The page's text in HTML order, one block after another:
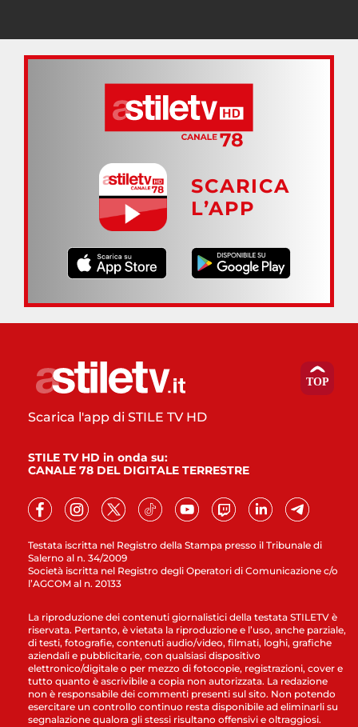
SCARICA
L’APP
Testata iscritta nel Registro della Stampa presso il Tribunale di
Salerno al n. 34/2009
Società iscritta nel Registro degli Operatori di Comunicazione c/o
l’AGCOM al n. 20133
Scarica l'app di STILE TV HD
STILE TV HD in onda su:
CANALE 78 DEL DIGITALE TERRESTRE
La riproduzione dei contenuti giornalistici della testata STILETV è
riservata. Pertanto, è vietata la riproduzione e l’uso, anche parziale,
di testi, fotografie, contenuti audio/video, filmati, loghi, grafiche
aziendali e pubblicitarie, con qualsiasi dispositivo
elettronico/digitale o per mezzo di fotocopie, registrazioni, cover e
tutto quanto è ascrivibile a copia non autorizzata. La redazione
non è responsabile dei commenti presenti sul sito. Non potendo
esercitare un controllo continuo resta disponibile ad eliminarli su
segnalazione qualora gli stessi risultano offensivi e oltraggiosi.